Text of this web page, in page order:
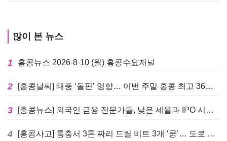
많이 본 뉴스
1 홍콩뉴스 2026-8-10 (월) 홍콩수요저널
2 [홍콩날씨] 태풍 ‘돌핀’ 영향… 이번 주말 홍콩 최고 36도 폭염 비상
3 [홍콩뉴스] 외국인 금융 전문가들, 낮은 세율과 IPO 시장 회복에 홍콩으로 '대거 복귀'
4 [홍콩사고] 퉁충서 3톤 짜리 드릴 비트 3개 ‘쿵’… 도로 파손·교통 마비